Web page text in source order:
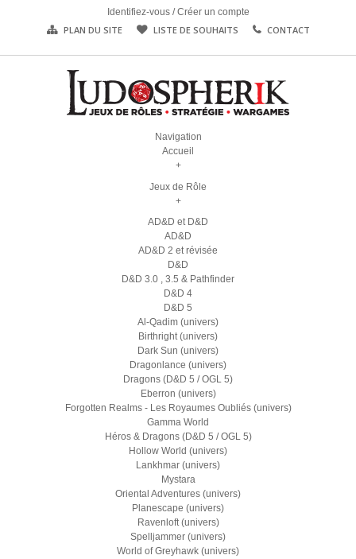
Identifiez-vous /Créer un compte
PLAN DU SITE LISTE DE SOUHAITS CONTACT
Navigation
Accueil
+
Jeux de Rôle
+
AD&D et D&D
AD&D
AD&D 2 et révisée
D&D
D&D 3.0 , 3.5 & Pathfinder
D&D 4
D&D 5
Al-Qadim (univers)
Birthright (univers)
Dark Sun (univers)
Dragonlance (univers)
Dragons (D&D 5 / OGL 5)
Eberron (univers)
Forgotten Realms - Les Royaumes Oubliés (univers)
Gamma World
Héros & Dragons (D&D 5 / OGL 5)
Hollow World (univers)
Lankhmar (univers)
Mystara
Oriental Adventures (univers)
Planescape (univers)
Ravenloft (univers)
Spelljammer (univers)
World of Greyhawk (univers)